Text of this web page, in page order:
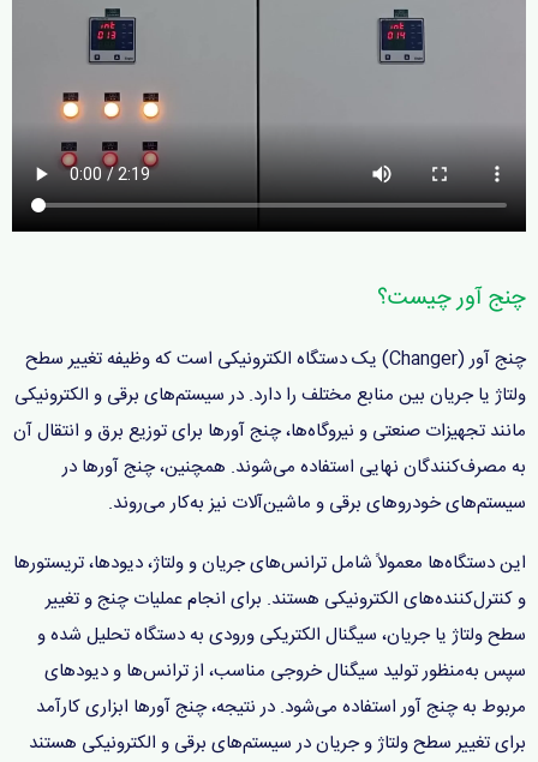
چنج آور چیست؟
چنج آور (Changer) یک دستگاه الکترونیکی است که وظیفه تغییر سطح
ولتاژ یا جریان بین منابع مختلف را دارد. در سیستم‌های برقی و الکترونیکی
مانند تجهیزات صنعتی و نیروگاه‌ها، چنج آورها برای توزیع برق و انتقال آن
به مصرف‌کنندگان نهایی استفاده می‌شوند. همچنین، چنج آورها در
سیستم‌های خودروهای برقی و ماشین‌آلات نیز به‌کار می‌روند.
این دستگاه‌ها معمولاً شامل ترانس‌های جریان و ولتاژ، دیودها، تریستورها
و کنترل‌کننده‌های الکترونیکی هستند. برای انجام عملیات چنج و تغییر
سطح ولتاژ یا جریان، سیگنال الکتریکی ورودی به دستگاه تحلیل شده و
سپس به‌منظور تولید سیگنال خروجی مناسب، از ترانس‌ها و دیودهای
مربوط به چنج آور استفاده می‌شود. در نتیجه، چنج آورها ابزاری کارآمد
برای تغییر سطح ولتاژ و جریان در سیستم‌های برقی و الکترونیکی هستند